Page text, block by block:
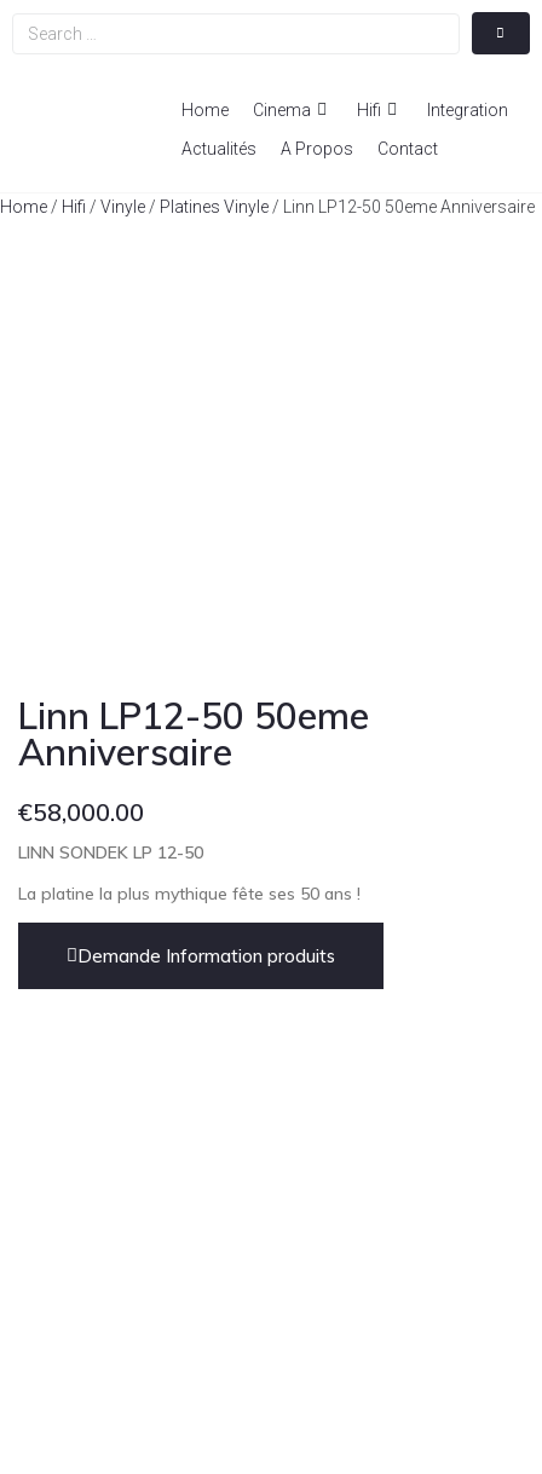
Home Cinema Hifi
Integration
Actualités
A Propos Contact
Home / Hifi / Vinyle / Platines Vinyle / Linn LP12-50 50eme Anniversaire
Linn LP12-50 50eme
Anniversaire
€58,000.00
LINN SONDEK LP 12-50
La platine la plus mythique fête ses 50 ans !
Demande Information produits